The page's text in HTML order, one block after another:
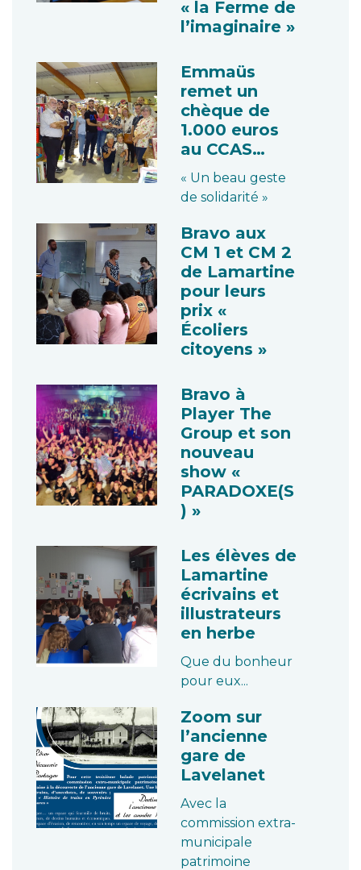
« la Ferme de
l’imaginaire »
Emmaüs
remet un
chèque de
1.000 euros
au CCAS…
« Un beau geste
de solidarité »
Bravo aux
CM 1 et CM 2
de Lamartine
pour leurs
prix «
Écoliers
citoyens »
Bravo à
Player The
Group et son
nouveau
show «
PARADOXE(S
) »
Les élèves de
Lamartine
écrivains et
illustrateurs
en herbe
Que du bonheur
pour eux...
Zoom sur
l’ancienne
gare de
Lavelanet
Avec la
commission extra-
municipale
patrimoine